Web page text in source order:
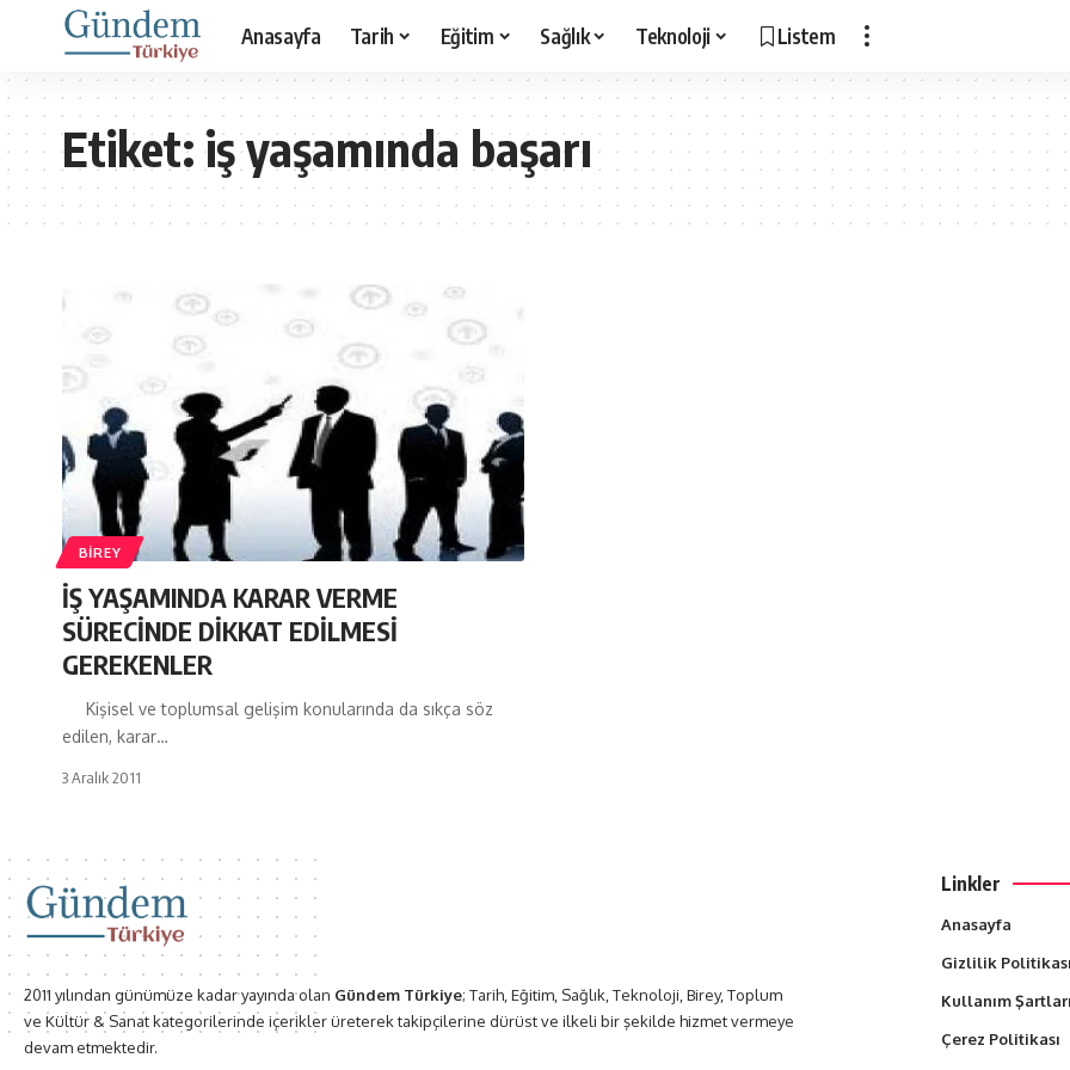
Anasayfa Tarih Eğitim Sağlık Teknoloji Listem
Etiket:iş yaşamında başarı
BIREY
İŞ YAŞAMINDA KARAR VERME
SÜRECİNDE DİKKAT EDİLMESİ
GEREKENLER
Kişisel ve toplumsal gelişim konularında da sıkça söz
edilen, karar…
3 Aralık 2011
2011 yılından günümüze kadar yayında olan Gündem Türkiye; Tarih, Eğitim, Sağlık, Teknoloji, Birey, Toplum
ve Kültür & Sanat kategorilerinde içerikler üreterek takipçilerine dürüst ve ilkeli bir şekilde hizmet vermeye
devam etmektedir.
Linkler
Anasayfa
Gizlilik Politikası
Kullanım Şartları
Çerez Politikası